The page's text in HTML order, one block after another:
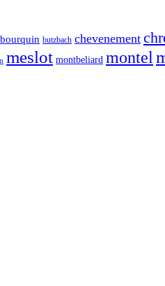
bourquin butzbach chevenement
meslot montbeliard montel